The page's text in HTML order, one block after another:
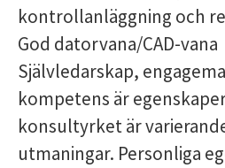
kontrollanläggning och
God datorvana/CAD-vana
Självledarskap,
kompetens är
konsultyrket är
utmaningar. Personliga